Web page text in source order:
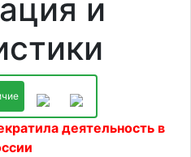
и
деятельность в